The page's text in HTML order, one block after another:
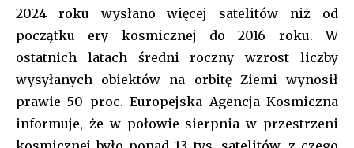
2024 roku wysłano więcej satelitów niż od
początku ery kosmicznej do 2016 roku. W
ostatnich latach średni roczny wzrost liczby
wysyłanych obiektów na orbitę Ziemi wynosił
prawie 50 proc. Europejska Agencja Kosmiczna
informuje, że w połowie sierpnia w przestrzeni